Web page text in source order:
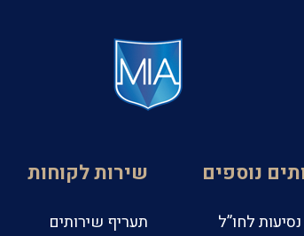
נוספים
לחו”ל
שירות לקוחות
תעריף שירותים